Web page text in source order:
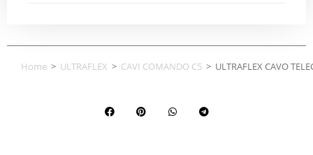
Home > ULTRAFLEX > CAVI COMANDO C5 > ULTRAFLEX CAVO